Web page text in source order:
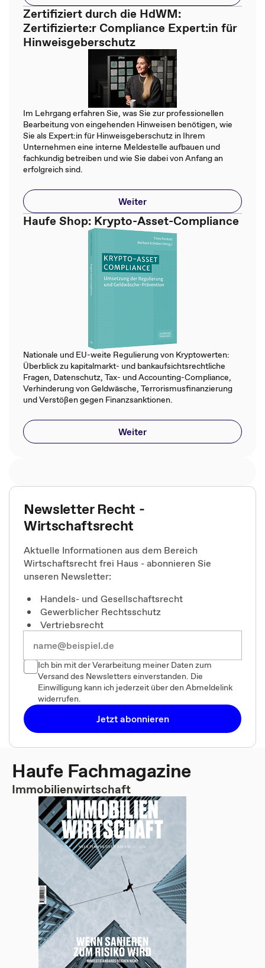
Zertifiziert durch die HdWM:
Zertifizierte:r Compliance Expert:in für
Hinweisgeberschutz
Im Lehrgang erfahren Sie, was Sie zur professionellen
Bearbeitung von eingehenden Hinweisen benötigen, wie
Sie als Expert:in für Hinweisgeberschutz in Ihrem
Unternehmen eine interne Meldestelle aufbauen und
fachkundig betreiben und wie Sie dabei von Anfang an
erfolgreich sind.
Weiter
Haufe Shop: Krypto-Asset-Compliance
Nationale und EU-weite Regulierung von Kryptowerten:
Überblick zu kapitalmarkt- und bankaufsichtsrechtliche
Fragen, Datenschutz, Tax- und Accounting-Compliance,
Verhinderung von Geldwäsche, Terrorismusfinanzierung
und Verstößen gegen Finanzsanktionen​.​
Weiter
Newsletter Recht -
Wirtschaftsrecht
Aktuelle Informationen aus dem Bereich
Wirtschaftsrecht frei Haus - abonnieren Sie
unseren Newsletter:
Handels- und Gesellschaftsrecht
Gewerblicher Rechtsschutz
Vertriebsrecht
Ich bin mit der Verarbeitung meiner Daten zum
Versand des Newsletters einverstanden. Die
Einwilligung kann ich jederzeit über den Abmeldelink
widerrufen.
Jetzt abonnieren
Haufe Fachmagazine
Immobilienwirtschaft